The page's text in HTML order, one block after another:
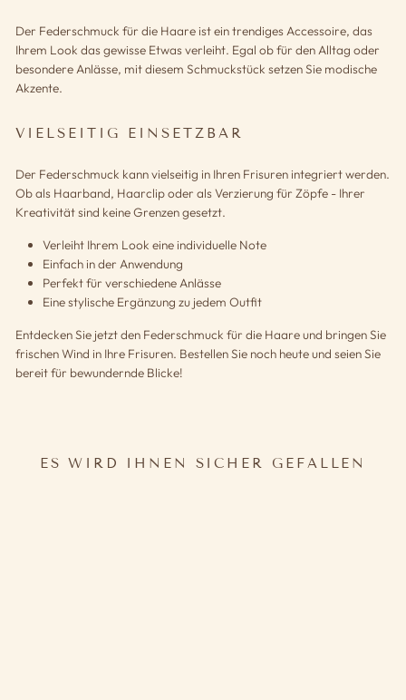
Der Federschmuck für die Haare ist ein trendiges Accessoire, das
Ihrem Look das gewisse Etwas verleiht. Egal ob für den Alltag oder
besondere Anlässe, mit diesem Schmuckstück setzen Sie modische
Akzente.
VIELSEITIG EINSETZBAR
Der Federschmuck kann vielseitig in Ihren Frisuren integriert werden.
Ob als Haarband, Haarclip oder als Verzierung für Zöpfe - Ihrer
Kreativität sind keine Grenzen gesetzt.
Verleiht Ihrem Look eine individuelle Note
Einfach in der Anwendung
Perfekt für verschiedene Anlässe
Eine stylische Ergänzung zu jedem Outfit
Entdecken Sie jetzt den Federschmuck für die Haare und bringen Sie
frischen Wind in Ihre Frisuren. Bestellen Sie noch heute und seien Sie
bereit für bewundernde Blicke!
ES WIRD IHNEN SICHER GEFALLEN